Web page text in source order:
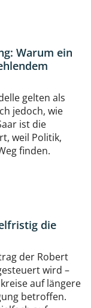
Warum ein
gelten als
jedoch, wie
ist die
weil Politik,
finden.
die
der Robert
wird –
auf längere
betroffen.